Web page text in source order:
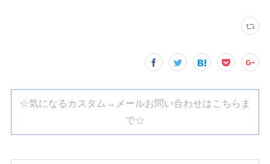
☆気になるカスタム→メールお問い合わせはこちらま
で☆